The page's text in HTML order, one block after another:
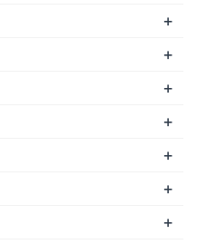
+
+
+
+
+
+
+